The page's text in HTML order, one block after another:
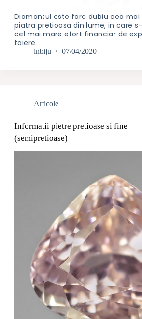
Diamantul este fara dubiu cea mai
piatra pretioasa din lume, in care
cel mai mare efort financiar de
taiere.
inbiju 07/04/2020
Articole
Informatii pietre pretioase si fine
(semipretioase)